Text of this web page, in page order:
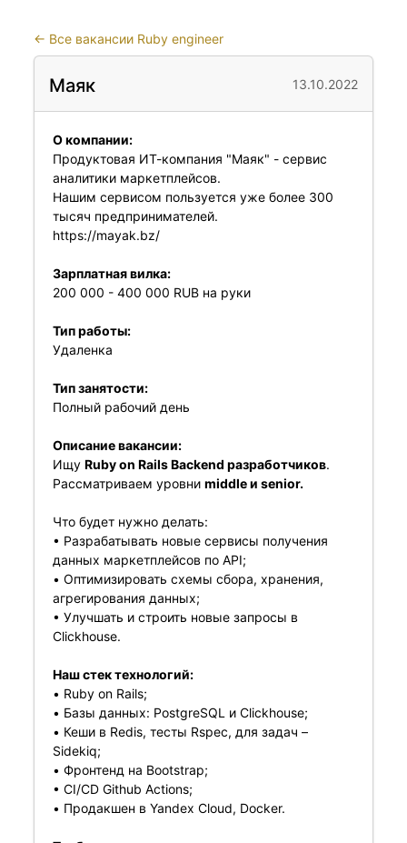
← Все вакансии Ruby engineer
Маяк 13.10.2022
О компании:
Продуктовая ИТ-компания "Маяк" - cервис
аналитики маркетплейсов.
Нашим сервисом пользуется уже более 300
тысяч предпринимателей.
https://mayak.bz/
Зарплатная вилка:
200 000 - 400 000 RUB на руки
Тип работы:
Удаленка
Тип занятости:
Полный рабочий день
Описание вакансии:
Ищу Ruby on Rails Backend разработчиков.
Рассматриваем уровни middle и senior.
Что будет нужно делать:
• Разрабатывать новые сервисы получения
данных маркетплейсов по API;
• Оптимизировать схемы сбора, хранения,
агрегирования данных;
• Улучшать и строить новые запросы в
Clickhouse.
Наш стек технологий:
• Ruby on Rails;
• Базы данных: PostgreSQL и Clickhouse;
• Кеши в Redis, тесты Rspec, для задач –
Sidekiq;
• Фронтенд на Bootstrap;
• CI/CD Github Actions;
• Продакшен в Yandex Cloud, Docker.